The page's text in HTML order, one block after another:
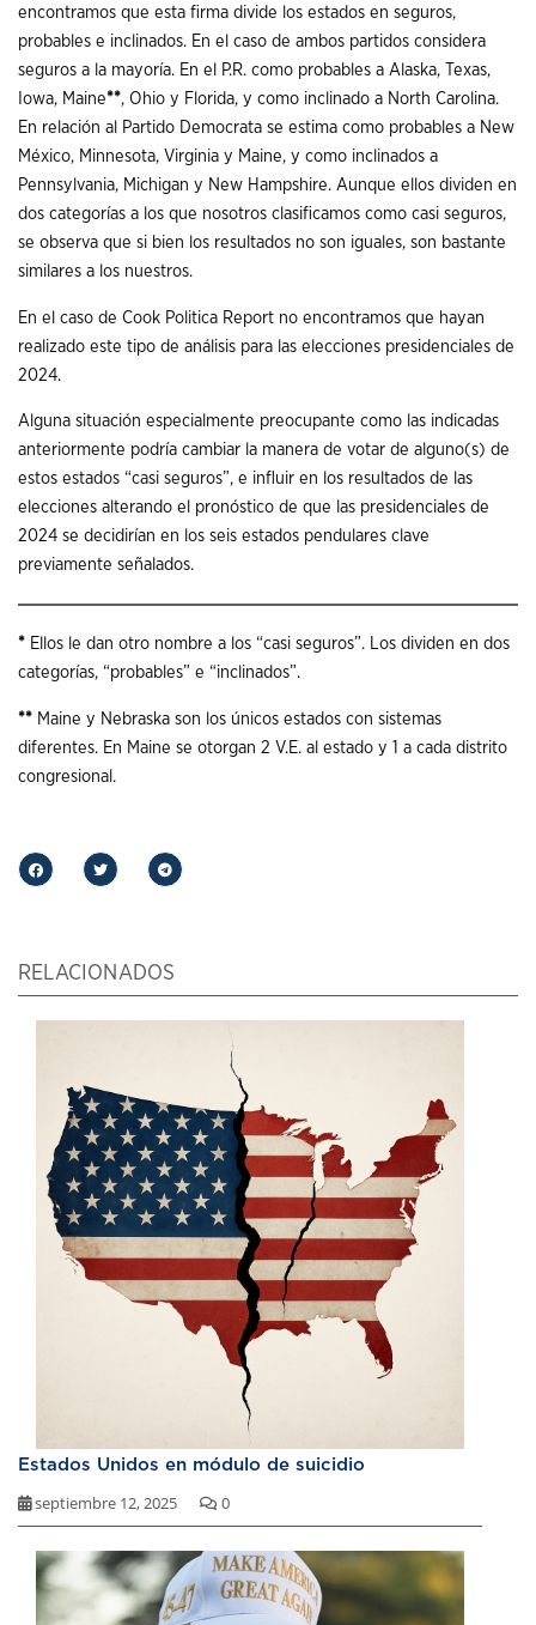
encontramos que esta firma divide los estados en seguros,
probables e inclinados. En el caso de ambos partidos considera
seguros a la mayoría. En el P.R. como probables a Alaska, Texas,
Iowa, Maine**, Ohio y Florida, y como inclinado a North Carolina.
En relación al Partido Democrata se estima como probables a New
México, Minnesota, Virginia y Maine, y como inclinados a
Pennsylvania, Michigan y New Hampshire. Aunque ellos dividen en
dos categorías a los que nosotros clasificamos como casi seguros,
se observa que si bien los resultados no son iguales, son bastante
similares a los nuestros.
En el caso de Cook Politica Report no encontramos que hayan
realizado este tipo de análisis para las elecciones presidenciales de
2024.
Alguna situación especialmente preocupante como las indicadas
anteriormente podría cambiar la manera de votar de alguno(s) de
estos estados “casi seguros”, e influir en los resultados de las
elecciones alterando el pronóstico de que las presidenciales de
2024 se decidirían en los seis estados pendulares clave
previamente señalados.
* Ellos le dan otro nombre a los “casi seguros”. Los dividen en dos
categorías, “probables” e “inclinados”.
** Maine y Nebraska son los únicos estados con sistemas
diferentes. En Maine se otorgan 2 V.E. al estado y 1 a cada distrito
congresional.
RELACIONADOS
Estados Unidos en módulo de suicidio
septiembre 12, 2025 0